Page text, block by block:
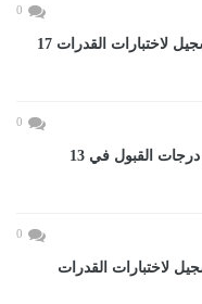
0
تنسيق الجامعات 2026.. إتاحة التسجيل لاختبارات القدرات 17
0
تنسيق الثانوى العام 2027.. اعرف درجات القبول في 13
0
رابط التسجيل لاختبارات القدرات